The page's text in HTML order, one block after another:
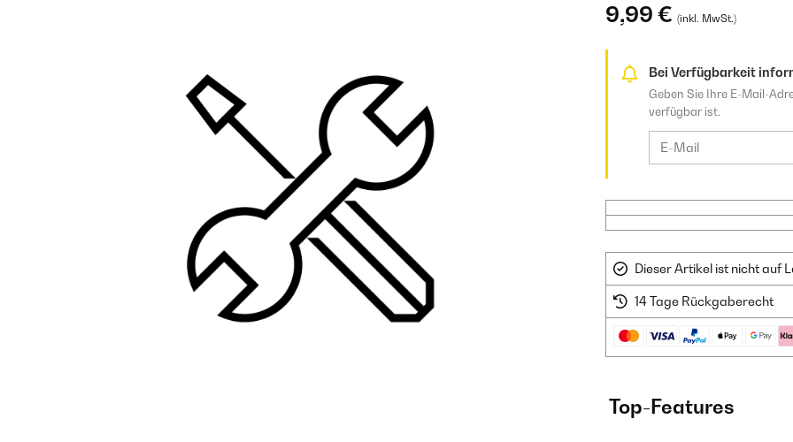
9,99 € (inkl. MwSt.)
Bei Verfügbarkeit
Geben Sie Ihre E-Mail-
verfügbar ist.
Dieser Artikel ist nicht auf
14 Tage Rückgaberecht
Top-Features